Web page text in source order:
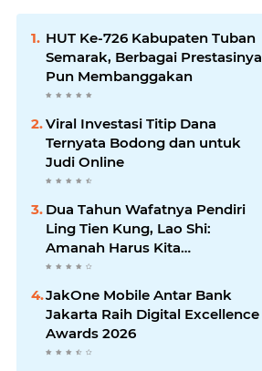
HUT Ke-726 Kabupaten Tuban
Semarak, Berbagai Prestasinya
Pun Membanggakan
Viral Investasi Titip Dana
Ternyata Bodong dan untuk
Judi Online
Dua Tahun Wafatnya Pendiri
Ling Tien Kung, Lao Shi:
Amanah Harus Kita
Laksanakan!
JakOne Mobile Antar Bank
Jakarta Raih Digital Excellence
Awards 2026